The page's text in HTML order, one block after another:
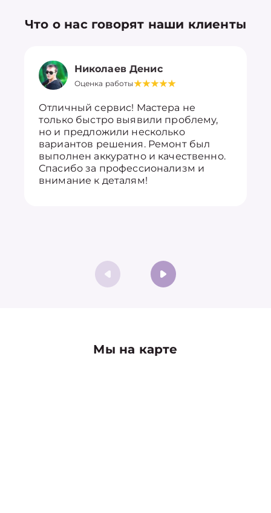
Что о нас говорят наши клиенты
Николаев Денис
Оценка работы
Отличный сервис! Мастера не
только быстро выявили проблему,
но и предложили несколько
вариантов решения. Ремонт был
выполнен аккуратно и качественно.
Спасибо за профессионализм и
внимание к деталям!
Мы на карте